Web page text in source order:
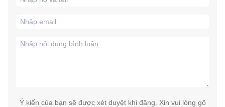
Ý kiến của bạn sẽ được xét duyệt khi đăng. Xin vui lòng gõ